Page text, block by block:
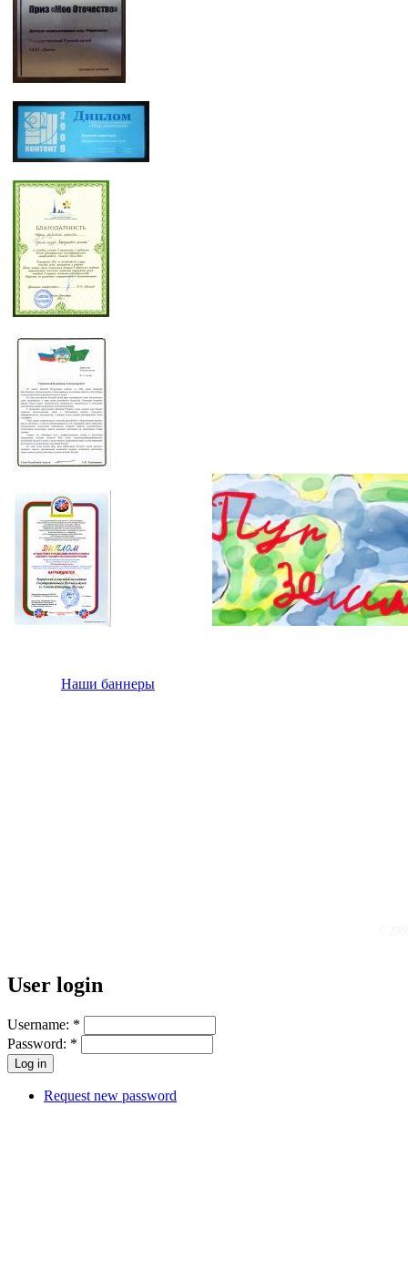
Наши баннеры
User login
Username: *
Password: *
Request new password